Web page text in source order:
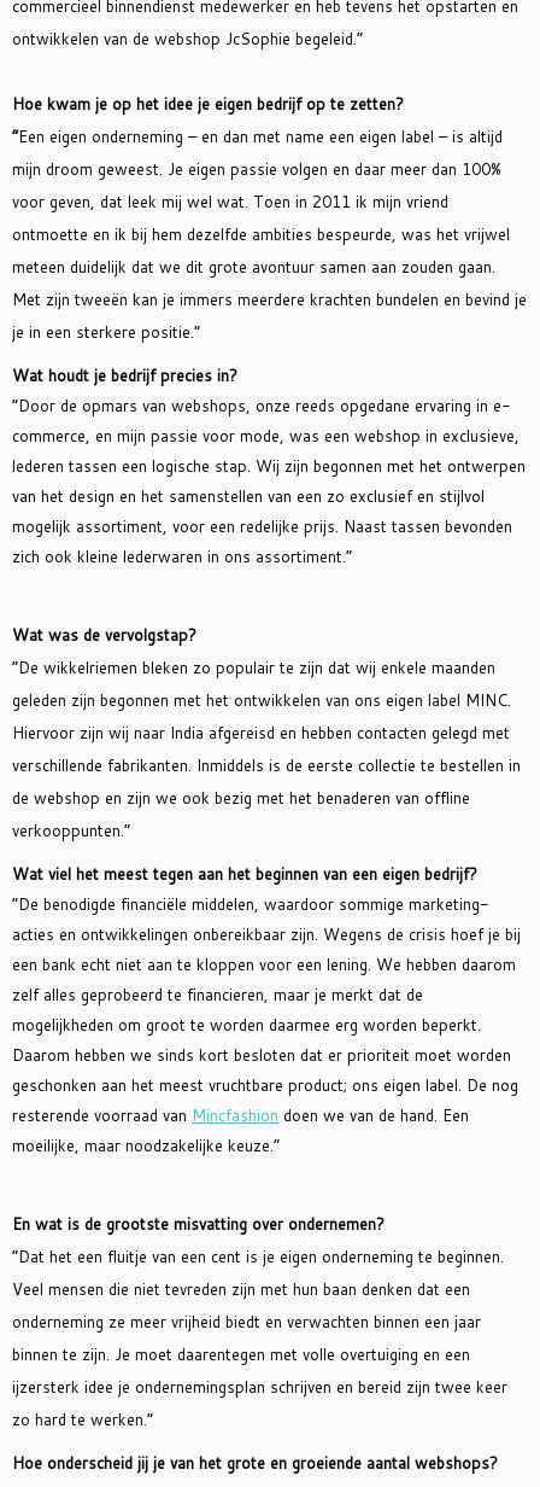
commercieel binnendienst medewerker en heb tevens het opstarten en
ontwikkelen van de webshop JcSophie begeleid.”
Hoe kwam je op het idee je eigen bedrijf op te zetten?
“Een eigen onderneming – en dan met name een eigen label – is altijd
mijn droom geweest. Je eigen passie volgen en daar meer dan 100%
voor geven, dat leek mij wel wat. Toen in 2011 ik mijn vriend
ontmoette en ik bij hem dezelfde ambities bespeurde, was het vrijwel
meteen duidelijk dat we dit grote avontuur samen aan zouden gaan.
Met zijn tweeën kan je immers meerdere krachten bundelen en bevind je
je in een sterkere positie.”
Wat houdt je bedrijf precies in?
“Door de opmars van webshops, onze reeds opgedane ervaring in e-
commerce, en mijn passie voor mode, was een webshop in exclusieve,
lederen tassen een logische stap. Wij zijn begonnen met het ontwerpen
van het design en het samenstellen van een zo exclusief en stijlvol
mogelijk assortiment, voor een redelijke prijs. Naast tassen bevonden
zich ook kleine lederwaren in ons assortiment.”
Wat was de vervolgstap?
“De wikkelriemen bleken zo populair te zijn dat wij enkele maanden
geleden zijn begonnen met het ontwikkelen van ons eigen label MINC.
Hiervoor zijn wij naar India afgereisd en hebben contacten gelegd met
verschillende fabrikanten. Inmiddels is de eerste collectie te bestellen in
de webshop en zijn we ook bezig met het benaderen van offline
verkooppunten.”
Wat viel het meest tegen aan het beginnen van een eigen bedrijf?
“De benodigde financiële middelen, waardoor sommige marketing-
acties en ontwikkelingen onbereikbaar zijn. Wegens de crisis hoef je bij
een bank echt niet aan te kloppen voor een lening. We hebben daarom
zelf alles geprobeerd te financieren, maar je merkt dat de
mogelijkheden om groot te worden daarmee erg worden beperkt.
Daarom hebben we sinds kort besloten dat er prioriteit moet worden
geschonken aan het meest vruchtbare product; ons eigen label. De nog
resterende voorraad van Mincfashion doen we van de hand. Een
moeilijke, maar noodzakelijke keuze.”
En wat is de grootste misvatting over ondernemen?
“Dat het een fluitje van een cent is je eigen onderneming te beginnen.
Veel mensen die niet tevreden zijn met hun baan denken dat een
onderneming ze meer vrijheid biedt en verwachten binnen een jaar
binnen te zijn. Je moet daarentegen met volle overtuiging en een
ijzersterk idee je ondernemingsplan schrijven en bereid zijn twee keer
zo hard te werken.”
Hoe onderscheid jij je van het grote en groeiende aantal webshops?